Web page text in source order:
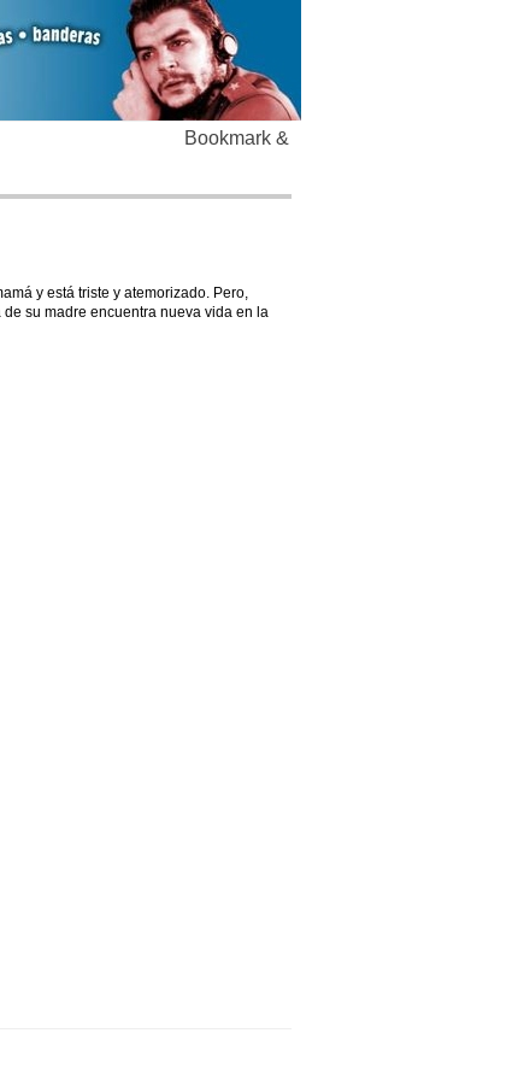
y está triste y atemorizado. Pero,
su madre encuentra nueva vida en la